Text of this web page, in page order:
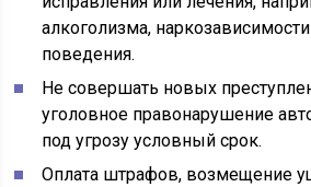
алкоголизма,
поведения.
Не совершать новых
уголовное правонарушение
под угрозу условный срок.
Оплата штрафов, возмещение